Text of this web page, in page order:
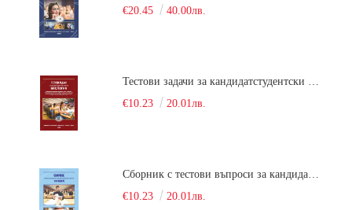
€20.45 40.00лв.
Тестови задачи за кандидатстудентски изпит по биология. Сборник
€10.23
20.01лв.
Сборник с тестови въпроси за кандидатстудентски изпит по химия. 2022
€10.23
20.01лв.